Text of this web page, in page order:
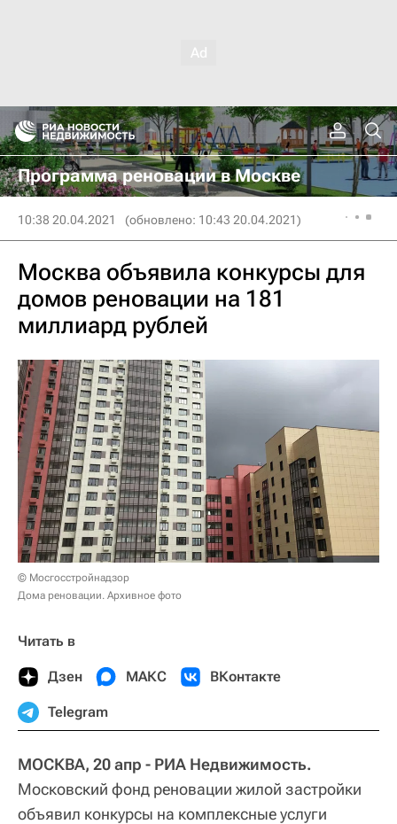
Программа реновации в Москве
10:38 20.04.2021 (обновлено: 10:43 20.04.2021)
Москва объявила конкурсы для
домов реновации на 181
миллиард рублей
© Мосгосстройнадзор
Дома реновации. Архивное фото
Читать в
Дзен МАКС ВКонтакте
Telegram
МОСКВА, 20 апр - РИА Недвижимость.
Московский фонд реновации жилой застройки
объявил конкурсы на комплексные услуги